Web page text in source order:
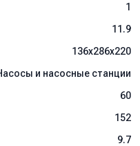
1
11.9
136x286x220
и насосные станции
60
152
9.7